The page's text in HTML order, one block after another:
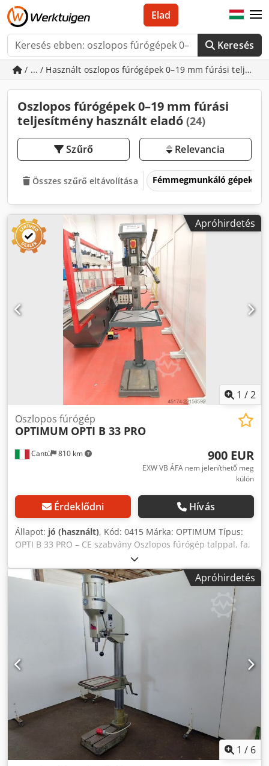
Keresés
Elad
/ ... / Használt oszlopos fúrógépek 0–19 mm fúrási
Oszlopos fúrógépek 0–19 mm fúrási
teljesítmény használt eladó (24)
Szűrő Relevancia
Összes szűrő eltávolítása Fémmegmunkáló gépek és
Apróhirdetés
1 /2
Cantù 810 km
Oszlopos fúrógép
OPTIMUM OPTI B 33 PRO
900 EUR
EXW VB ÁFA nem jeleníthető meg
külön
Érdeklődni Hívás
Állapot: jó (használt), Kód: 0415 Márka: OPTIMUM Típus:
OPTI B 33 PRO – CE szabvány Oszlopos fúrógép talppal, fa,
fém és különböző anyagokhoz – CE szabvány
Crodpfxozfgluj Ahcsf Műszaki adatok: Orsóátmérő: 16 mm
Háromfázisú motor: 1100 W Sebességek száma: 9
(orsófordulatszám:
120/210/250/360/400/440/940/1260/1810 rpm) Asztal
mérete: 475 x 425 mm, magassága állítható Asztal
dönthető 45°-ig Asztal 360°-ban forgatható Oszlop
átmérője: 92 mm Fúrásmélység-ütköző Védőburkolat
Maximális távolság az orsó és a talp között: 1180 mm Teljes
méret: 500 x 870 x 1700 mm Súly: 135 kg
Apróhirdetés
1 / 6